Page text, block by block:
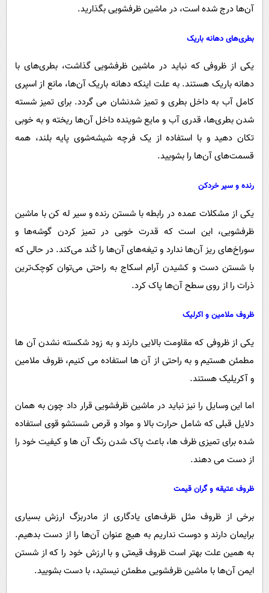
آن‌ها درج شده است، در ماشین ظرفشویی بگذارید.
بطری‌های دهانه باریک
یکی از ظروفی که نباید در ماشین ظرفشویی گذاشت، بطری‌های با
دهانه باریک هستند. به علت اینکه دهانه باریک آن‌ها، مانع از اسپری
کامل آب به داخل بطری و تمیز شدنشان می‌ گردد. برای تمیز شسته
شدن بطری‌ها، قدری آب و مایع شوینده داخل آن‌ها ریخته و به خوبی
تکان دهید و با استفاده از یک فرچه شیشه‌شوی پایه بلند، همه
قسمت‌های آن‌ها را بشویید.
رنده و سیر خردکن
یکی از مشکلات عمده در رابطه با شستن رنده و سیر له کن با ماشین
ظرفشویی، این است که قدرت خوبی در تمیز کردن گوشه‌ها و
سوراخ‌های ریز آن‌ها ندارد و تیغه‌های آن‌ها را کُند می‌کند. در حالی که
با شستن دست و کشیدن آرام اسکاج به راحتی می‌توان کوچک‌ترین
ذرات را از روی سطح آن‌ها پاک کرد.
ظروف ملامین و اکرلیک
یکی از ظروفی که مقاومت بالایی دارند و به زود شکسته نشدن آن ها
مطمئن هستیم و به راحتی از آن ها استفاده می کنیم، ظروف ملامین
و آکریلیک هستند.
اما این وسایل را نیز نباید در ماشین ظرفشویی قرار داد چون به همان
دلایل قبلی که شامل حرارت بالا و مواد و قرص شستشو قوی استفاده
شده برای تمیزی ظرف ها، باعث پاک شدن رنگ آن ها و کیفیت خود را
از دست می دهند.
ظروف عتیقه و گران‌ قیمت
برخی از ظروف مثل ظرف‌های یادگاری از مادربزگ ارزش بسیاری
برایمان دارند و دوست نداریم به هیچ عنوان آن‌ها را از دست بدهیم.
به همین علت بهتر است ظروف قیمتی و با ارزش خود را که از شستن
ایمن آن‌ها با ماشین ظرفشویی مطمئن نیستید، با دست بشویید.